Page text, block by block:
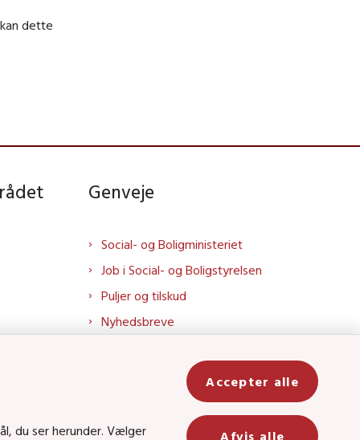
dette
Genveje
Social- og Boligministeriet
Job i Social- og Boligstyrelsen
Puljer og tilskud
Nyhedsbreve
Social- og Boligstyrelsens nyheder
som RSS feed
du ser herunder. Vælger
Accepter alle
Afvis alle